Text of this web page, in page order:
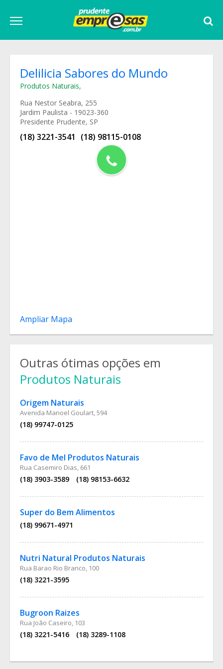
Delilicia Sabores do Mundo
Produtos Naturais,
Rua Nestor Seabra, 255
Jardim Paulista - 19023-360
Presidente Prudente, SP
(18) 3221-3541 (18) 98115-0108
Ampliar Mapa
Outras ótimas opções em
Produtos Naturais
Origem Naturais
Avenida Manoel Goulart, 594
(18) 99747-0125
Favo de Mel Produtos Naturais
Rua Casemiro Dias, 661
(18) 3903-3589 (18) 98153-6632
Super do Bem Alimentos
(18) 99671-4971
Nutri Natural Produtos Naturais
Rua Barao Rio Branco, 100
(18) 3221-3595
Bugroon Raizes
Rua João Caseiro, 103
(18) 3221-5416 (18) 3289-1108